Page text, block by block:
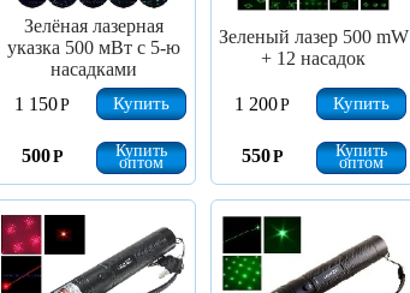
Зелёная лазерная
указка 500 мВт с 5-ю
насадками
1 150Р Купить
500Р Купить
оптом
Зеленый лазер 500 mW
+ 12 насадок
1 200Р Купить
550Р Купить
оптом